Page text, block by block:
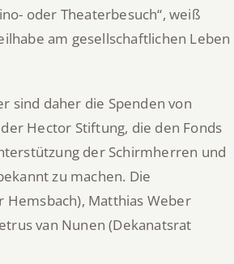
oder Theaterbesuch“, weiß
am gesellschaftlichen Leben
sind daher die Spenden von
Hector Stiftung, die den Fonds
der Schirmherren und
zu machen. Die
Hemsbach), Matthias Weber
van Nunen (Dekanatsrat